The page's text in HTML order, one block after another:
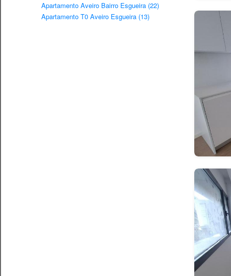
Apartamento Aveiro Bairro Esgueira (22)
Apartamento T0 Aveiro Esgueira (13)